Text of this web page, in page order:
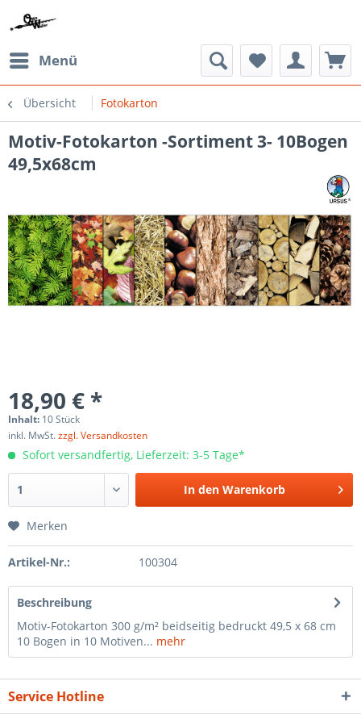
Menü
Übersicht Fotokarton
Motiv-Fotokarton -Sortiment 3- 10Bogen
49,5x68cm
18,90 € *
Inhalt: 10 Stück
inkl. MwSt.zzgl. Versandkosten
Sofort versandfertig, Lieferzeit: 3-5 Tage*
In den Warenkorb
Merken
Artikel-Nr.: 100304
Beschreibung
Motiv-Fotokarton 300 g/m² beidseitig bedruckt 49,5 x 68 cm
10 Bogen in 10 Motiven... mehr
Service Hotline